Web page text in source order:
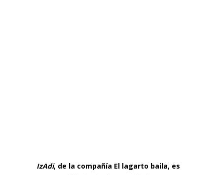
IzAdi, de la compañía El lagarto baila, es